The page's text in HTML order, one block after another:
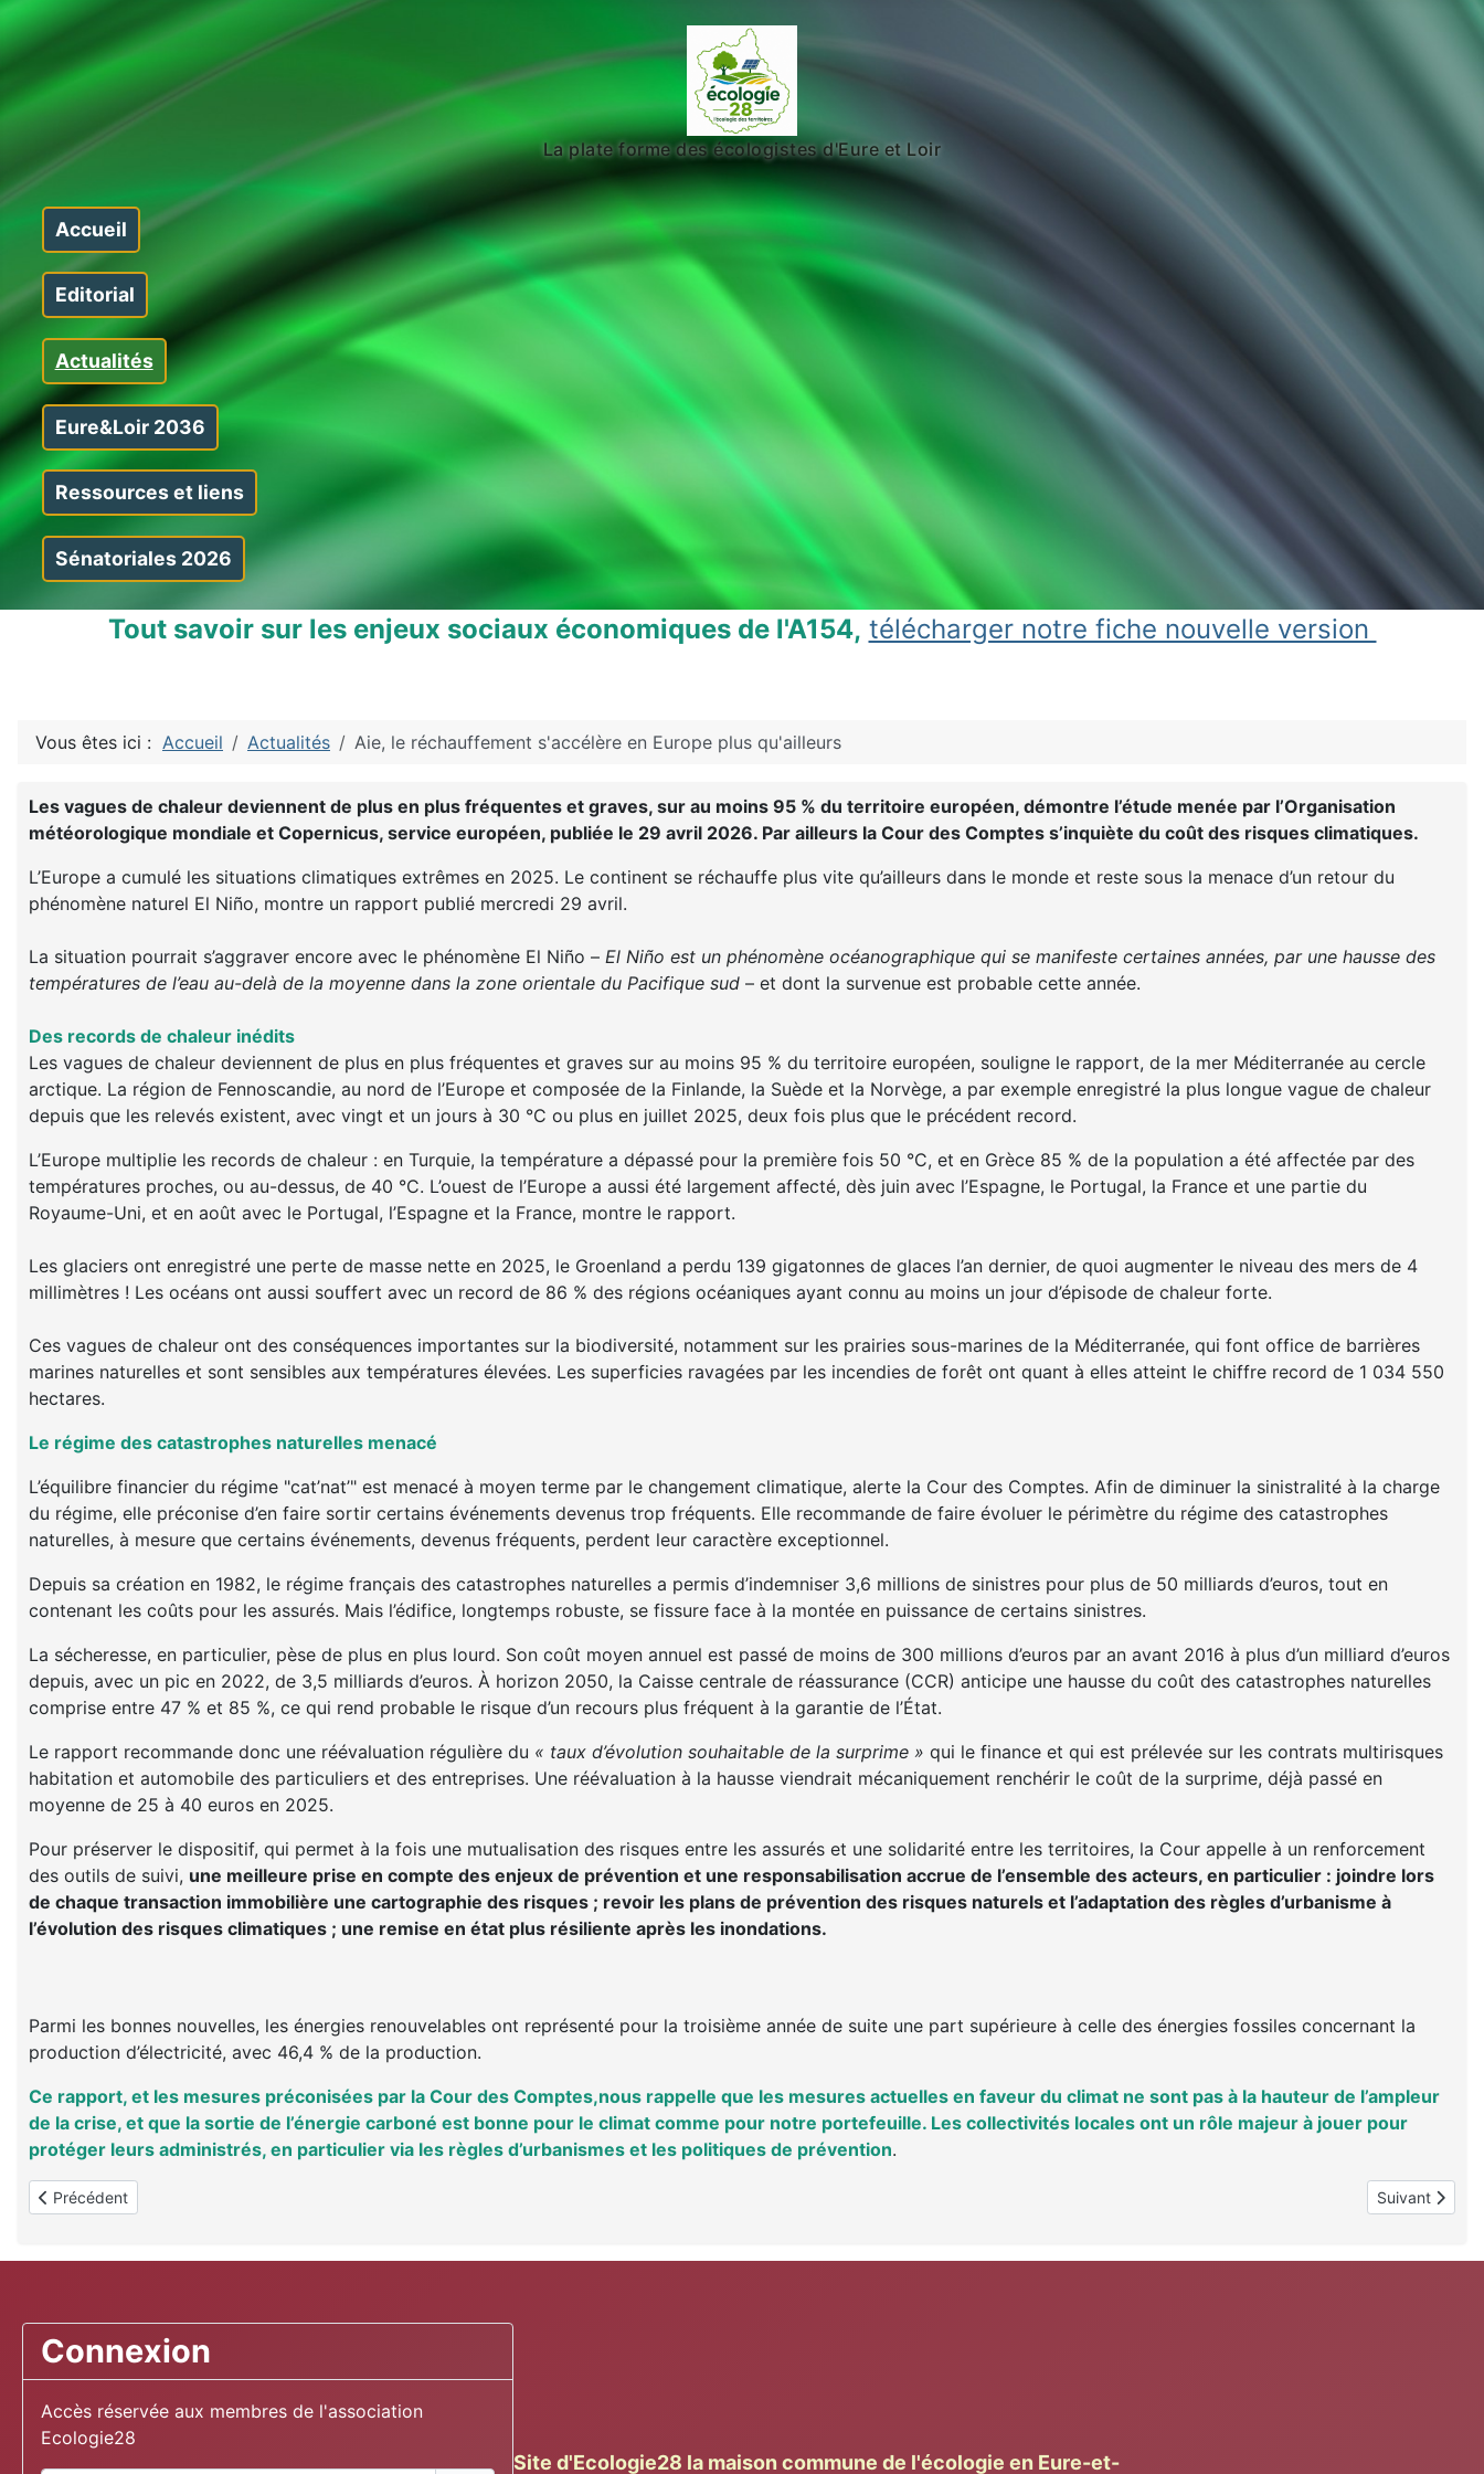
La plate forme des écologistes d'Eure et Loir
Accueil
Editorial
Actualités
Eure&Loir 2036
Ressources et liens
Sénatoriales 2026
Tout savoir sur les enjeux sociaux économiques de l'A154, télécharger notre fiche nouvelle version
Vous êtes ici : Accueil Actualités Aie, le réchauffement s'accélère en Europe plus qu'ailleurs
Les vagues de chaleur deviennent de plus en plus fréquentes et graves, sur au moins 95 % du territoire européen, démontre l’étude menée par l’Organisation
météorologique mondiale et Copernicus, service européen, publiée le 29 avril 2026. Par ailleurs la Cour des Comptes s’inquiète du coût des risques climatiques.
L’Europe a cumulé les situations climatiques extrêmes en 2025. Le continent se réchauffe plus vite qu’ailleurs dans le monde et reste sous la menace d’un retour du
phénomène naturel El Niño, montre un rapport publié mercredi 29 avril.
La situation pourrait s’aggraver encore avec le phénomène El Niño – El Niño est un phénomène océanographique qui se manifeste certaines années, par une hausse des
températures de l’eau au-delà de la moyenne dans la zone orientale du Pacifique sud – et dont la survenue est probable cette année.
Des records de chaleur inédits
Les vagues de chaleur deviennent de plus en plus fréquentes et graves sur au moins 95 % du territoire européen, souligne le rapport, de la mer Méditerranée au cercle
arctique. La région de Fennoscandie, au nord de l’Europe et composée de la Finlande, la Suède et la Norvège, a par exemple enregistré la plus longue vague de chaleur
depuis que les relevés existent, avec vingt et un jours à 30 °C ou plus en juillet 2025, deux fois plus que le précédent record.
L’Europe multiplie les records de chaleur : en Turquie, la température a dépassé pour la première fois 50 °C, et en Grèce 85 % de la population a été affectée par des
températures proches, ou au-dessus, de 40 °C. L’ouest de l’Europe a aussi été largement affecté, dès juin avec l’Espagne, le Portugal, la France et une partie du
Royaume-Uni, et en août avec le Portugal, l’Espagne et la France, montre le rapport.
Les glaciers ont enregistré une perte de masse nette en 2025, le Groenland a perdu 139 gigatonnes de glaces l’an dernier, de quoi augmenter le niveau des mers de 4
millimètres ! Les océans ont aussi souffert avec un record de 86 % des régions océaniques ayant connu au moins un jour d’épisode de chaleur forte.
Ces vagues de chaleur ont des conséquences importantes sur la biodiversité, notamment sur les prairies sous-marines de la Méditerranée, qui font office de barrières
marines naturelles et sont sensibles aux températures élevées. Les superficies ravagées par les incendies de forêt ont quant à elles atteint le chiffre record de 1 034 550
hectares.
Le régime des catastrophes naturelles menacé
L’équilibre financier du régime "cat’nat’" est menacé à moyen terme par le changement climatique, alerte la Cour des Comptes. Afin de diminuer la sinistralité à la charge
du régime, elle préconise d’en faire sortir certains événements devenus trop fréquents. Elle recommande de faire évoluer le périmètre du régime des catastrophes
naturelles, à mesure que certains événements, devenus fréquents, perdent leur caractère exceptionnel.
Depuis sa création en 1982, le régime français des catastrophes naturelles a permis d’indemniser 3,6 millions de sinistres pour plus de 50 milliards d’euros, tout en
contenant les coûts pour les assurés. Mais l’édifice, longtemps robuste, se fissure face à la montée en puissance de certains sinistres.
La sécheresse, en particulier, pèse de plus en plus lourd. Son coût moyen annuel est passé de moins de 300 millions d’euros par an avant 2016 à plus d’un milliard d’euros
depuis, avec un pic en 2022, de 3,5 milliards d’euros. À horizon 2050, la Caisse centrale de réassurance (CCR) anticipe une hausse du coût des catastrophes naturelles
comprise entre 47 % et 85 %, ce qui rend probable le risque d’un recours plus fréquent à la garantie de l’État.
Le rapport recommande donc une réévaluation régulière du « taux d’évolution souhaitable de la surprime » qui le finance et qui est prélevée sur les contrats multirisques
habitation et automobile des particuliers et des entreprises. Une réévaluation à la hausse viendrait mécaniquement renchérir le coût de la surprime, déjà passé en
moyenne de 25 à 40 euros en 2025.
Pour préserver le dispositif, qui permet à la fois une mutualisation des risques entre les assurés et une solidarité entre les territoires, la Cour appelle à un renforcement
des outils de suivi, une meilleure prise en compte des enjeux de prévention et une responsabilisation accrue de l’ensemble des acteurs, en particulier : joindre lors
de chaque transaction immobilière une cartographie des risques ; revoir les plans de prévention des risques naturels et l’adaptation des règles d’urbanisme à
l’évolution des risques climatiques ; une remise en état plus résiliente après les inondations.
Parmi les bonnes nouvelles, les énergies renouvelables ont représenté pour la troisième année de suite une part supérieure à celle des énergies fossiles concernant la
production d’électricité, avec 46,4 % de la production.
Ce rapport, et les mesures préconisées par la Cour des Comptes,nous rappelle que les mesures actuelles en faveur du climat ne sont pas à la hauteur de l’ampleur
de la crise, et que la sortie de l’énergie carboné est bonne pour le climat comme pour notre portefeuille. Les collectivités locales ont un rôle majeur à jouer pour
protéger leurs administrés, en particulier via les règles d’urbanismes et les politiques de prévention.
Article précédent : Bâche : cacher cette chasse que je ne saurai voir
Précédent Article suivant
Suivant
Connexion
Accès réservée aux membres de l'association
Ecologie28
Site d'Ecologie28 la maison commune de l'écologie en Eure-et-